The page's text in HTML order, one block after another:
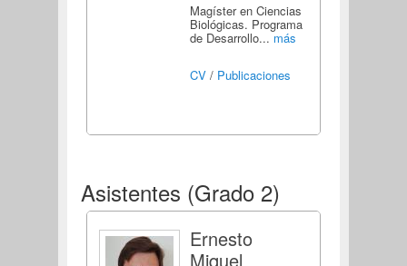
Magíster en Ciencias
Biológicas. Programa
de Desarrollo...más
CV/ Publicaciones
Asistentes (Grado 2)
Ernesto
Miquel